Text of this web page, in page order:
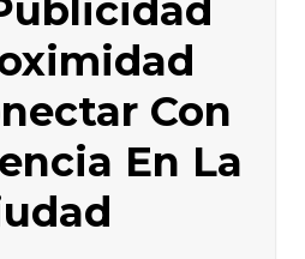
Con
En La